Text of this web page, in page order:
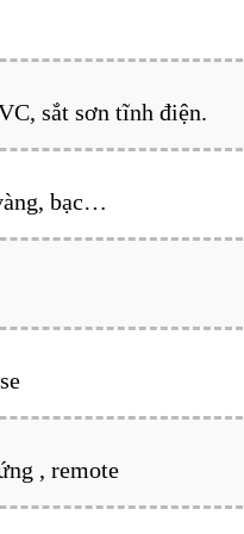
sắt sơn tĩnh điện.
bạc…
, remote